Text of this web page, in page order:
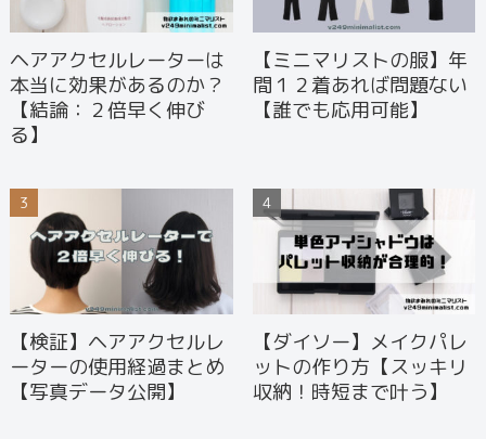
ヘアアクセルレーターは
本当に効果があるのか？
【結論：２倍早く伸び
る】
【ミニマリストの服】年
間１２着あれば問題ない
【誰でも応用可能】
【検証】ヘアアクセルレ
ーターの使用経過まとめ
【写真データ公開】
【ダイソー】メイクパレ
ットの作り方【スッキリ
収納！時短まで叶う】